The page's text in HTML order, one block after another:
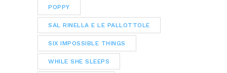
POPPY
SAL RINELLA E LE PALLOTTOLE
SIX IMPOSSIBLE THINGS
WHILE SHE SLEEPS